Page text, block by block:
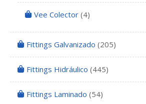
Vee Colector (4)
Fittings Galvanizado (205)
Fittings Hidráulico (445)
Fittings Laminado (54)